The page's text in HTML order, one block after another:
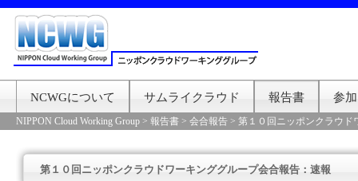
NCWGについて サムライクラウド 報告書 参
NIPPON Cloud Working Group > 報告書 > 会合報告 > 第１０回ニッポンクラウド
第１０回ニッポンクラウドワーキンググループ会合報告：速報